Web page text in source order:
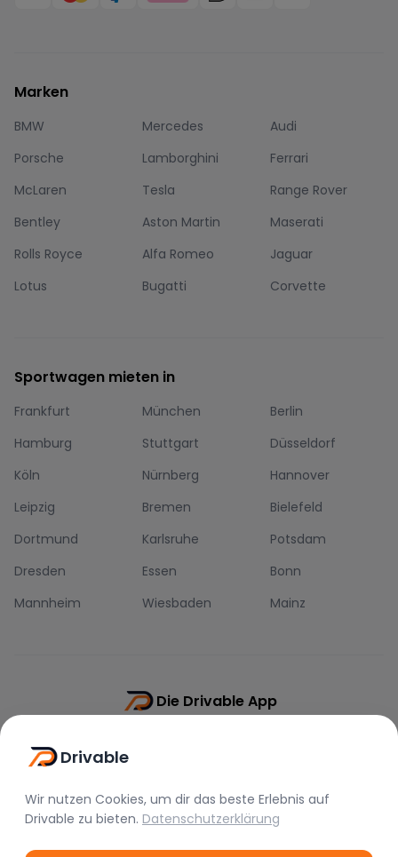
Marken
BMW Mercedes
Audi
Porsche
Lamborghini
Ferrari
McLaren
Tesla
Range Rover
Bentley
Aston Martin
Maserati
Rolls Royce
Alfa Romeo
Jaguar
Lotus
Bugatti Corvette
Sportwagen mieten in
Frankfurt München
Berlin
Hamburg
Stuttgart
Düsseldorf
Köln
Nürnberg
Hannover
Leipzig
Bremen
Bielefeld
Dortmund
Karlsruhe
Potsdam
Dresden
Essen
Bonn
Mannheim
Wiesbaden Mainz
Die Drivable App
Drivable
Wir nutzen Cookies, um dir das beste Erlebnis auf
Drivable zu bieten. Datenschutzerklärung